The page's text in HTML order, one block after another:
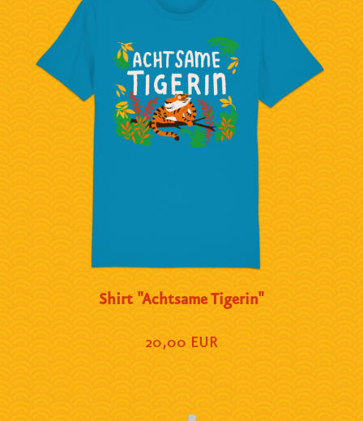
Shirt "Achtsame Tigerin"
20,00 EUR